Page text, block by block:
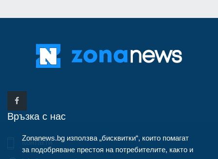
Връзка с нас
Контакти
Zonanews.bg използва „бисквитки“, които помагат
за подобряване престоя на потребителите, както и